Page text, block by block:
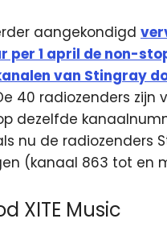
aangekondigd
per 1 april de non-
van Stingray
40 radiozenders zijn
dezelfde
nu de radiozenders
(kanaal 863 tot en
XITE Music